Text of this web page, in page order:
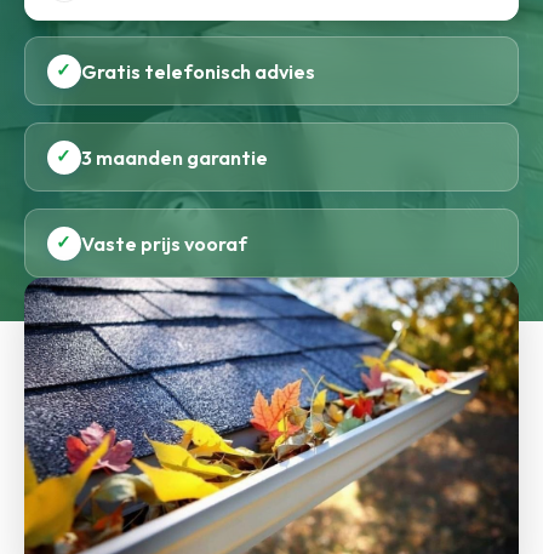
✓ Gratis telefonisch advies
✓ 3 maanden garantie
✓ Vaste prijs vooraf